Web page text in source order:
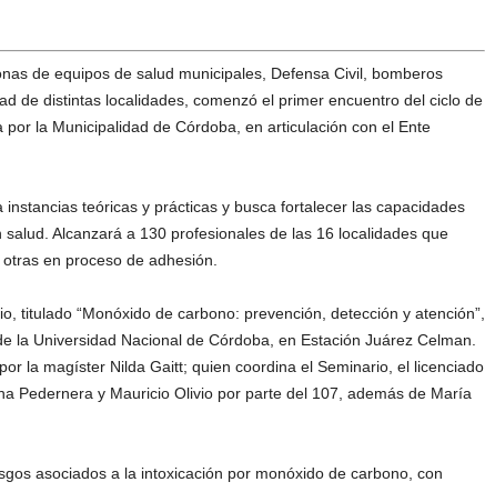
de equipos de salud municipales, Defensa Civil, bomberos
de distintas localidades, comenzó el primer encuentro del ciclo de
la Municipalidad de Córdoba, en articulación con el Ente
instancias teóricas y prácticas y busca fortalecer las capacidades
Alcanzará a 130 profesionales de las 16 localidades que
en proceso de adhesión.
titulado “Monóxido de carbono: prevención, detección y atención”,
la Universidad Nacional de Córdoba, en Estación Juárez Celman.
la magíster Nilda Gaitt; quien coordina el Seminario, el licenciado
Pedernera y Mauricio Olivio por parte del 107, además de María
asociados a la intoxicación por monóxido de carbono, con